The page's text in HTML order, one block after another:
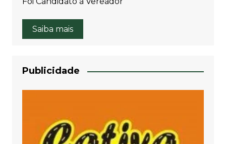
Saiba mais
Publicidade